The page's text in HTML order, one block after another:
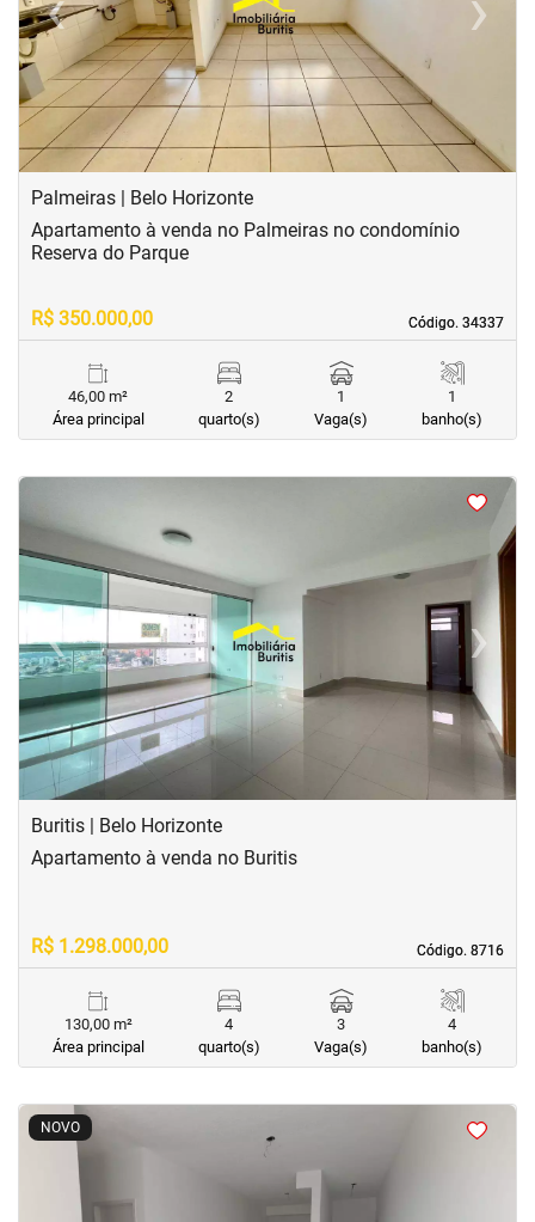
Previous Next
Palmeiras | Belo Horizonte
Código. 34337
Código. 34337
Apartamento à venda no Palmeiras no condomínio
Reserva do Parque
R$ 350.000,00
46,00 m²
Área principal
2
quarto(s)
1
Vaga(s)
1
banho(s)
<
‹Previous ›
Next
Buritis | Belo Horizonte
Código. 8716
Código. 8716
Apartamento à venda no Buritis
R$ 1.298.000,00
130,00 m²
Área principal
4
quarto(s)
3
Vaga(s)
4
banho(s)
NOVO
<<<